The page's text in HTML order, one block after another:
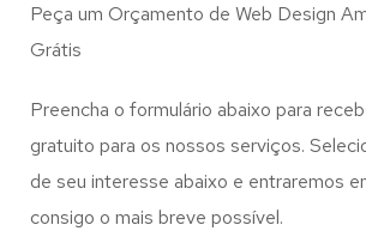
Peça um Orçamento de Web Design
Grátis
Preencha o formulário abaixo para
gratuito para os nossos serviços.
de seu interesse abaixo e entraremos
consigo o mais breve possível.